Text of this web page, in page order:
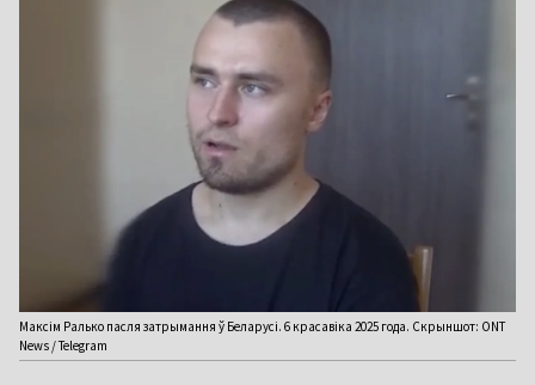
Максім Ралько пасля затрымання ў Беларусі. 6 красавіка 2025 года. Скрыншот: ONT
News / Telegram